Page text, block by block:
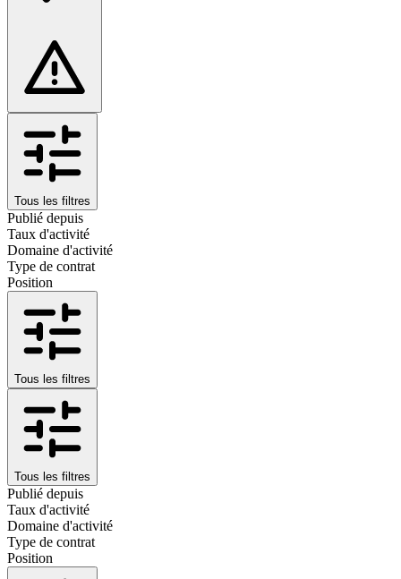
Tous les filtres
Publié depuis
Taux d'activité
Domaine d'activité
Type de contrat
Position
Tous les filtres
Tous les filtres
Publié depuis
Taux d'activité
Domaine d'activité
Type de contrat
Position